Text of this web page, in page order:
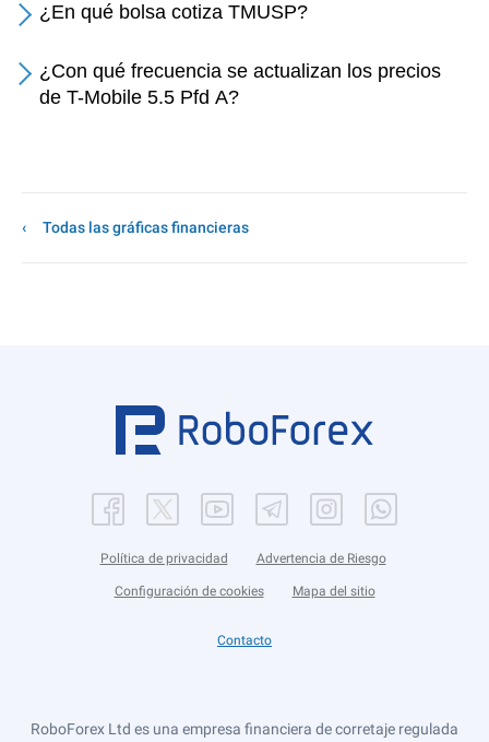
¿En qué bolsa cotiza TMUSP?
¿Con qué frecuencia se actualizan los precios
de T-Mobile 5.5 Pfd A?
Todas las gráficas financieras
Política de privacidad Advertencia de Riesgo
Configuración de cookies Mapa del sitio
Contacto
RoboForex Ltd es una empresa financiera de corretaje regulada